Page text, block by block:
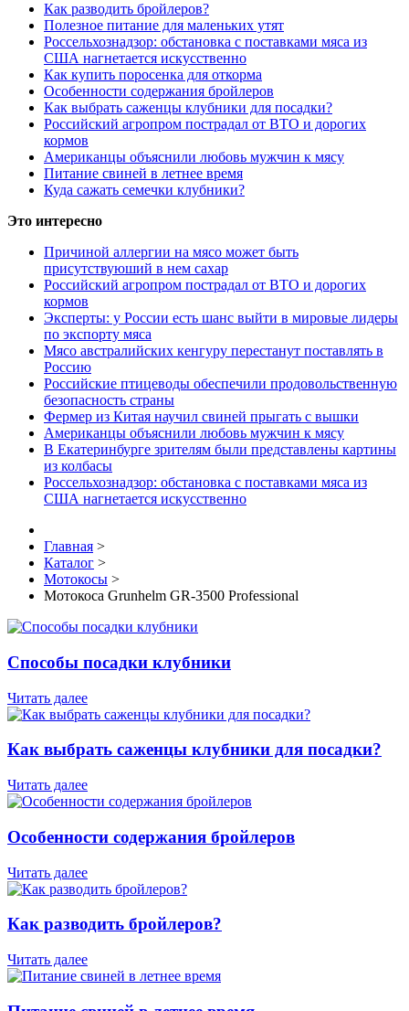
Как разводить бройлеров?
Полезное питание для маленьких утят
Россельхознадзор: обстановка с поставками мяса из
США нагнетается искусственно
Как купить поросенка для откорма
Особенности содержания бройлеров
Как выбрать саженцы клубники для посадки?
Российский агропром пострадал от ВТО и дорогих
кормов
Американцы объяснили любовь мужчин к мясу
Питание свиней в летнее время
Куда сажать семечки клубники?
Это интересно
Причиной аллергии на мясо может быть
присутствуюший в нем сахар
Российский агропром пострадал от ВТО и дорогих
кормов
Эксперты: у России есть шанс выйти в мировые лидеры
по экспорту мяса
Мясо австралийских кенгуру перестанут поставлять в
Россию
Российские птицеводы обеспечили продовольственную
безопасность страны
Фермер из Китая научил свиней прыгать с вышки
Американцы объяснили любовь мужчин к мясу
В Екатеринбурге зрителям были представлены картины
из колбасы
Россельхознадзор: обстановка с поставками мяса из
США нагнетается искусственно
Главная >
Каталог >
Мотокосы >
Мотокоса Grunhelm GR-3500 Professional
Способы посадки клубники
Читать далее
Как выбрать саженцы клубники для посадки?
Читать далее
Особенности содержания бройлеров
Читать далее
Как разводить бройлеров?
Читать далее